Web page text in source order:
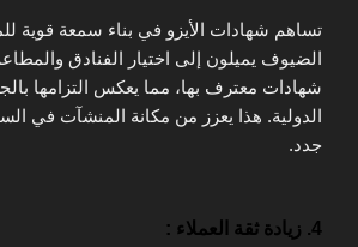
تساهم شهادات الأيزو في بناء سمعة قوية
الضيوف يميلون إلى اختيار الفنادق
شهادات معترف بها، مما يعكس التزامها
الدولية. هذا يعزز من مكانة المنشآت في
جدد.
4. زيادة ثقة العملاء :